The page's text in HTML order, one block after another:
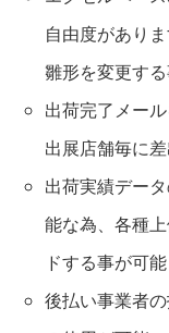
自由度があり
雛形を変更す
出荷完了メー
出展店舗毎に
出荷実績デー
能な為、各種
ドする事が可能
後払い事業者